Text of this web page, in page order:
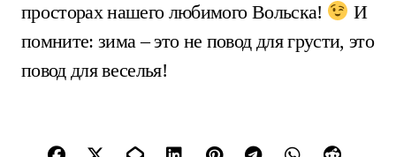
просторах нашего любимого Вольска!
И
помните: зима – это не повод для грусти, это
повод для веселья!